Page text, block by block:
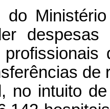
do
no intuito